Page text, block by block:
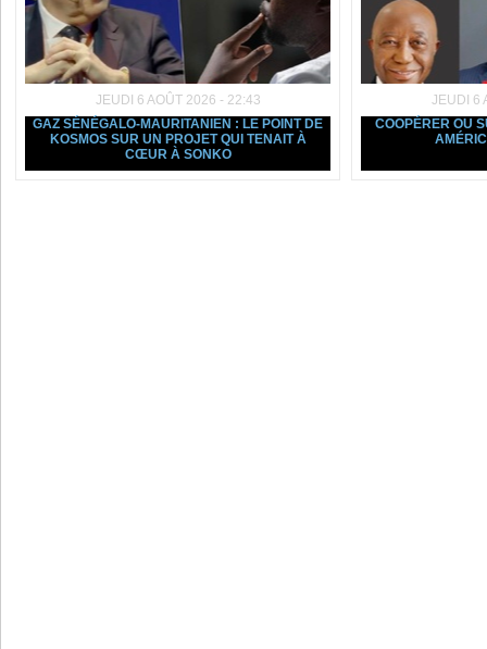
JEUDI 6 AOÛT 2026 - 22:43
GAZ SÉNÉGALO-MAURITANIEN : LE POINT DE
KOSMOS SUR UN PROJET QUI TENAIT À
CŒUR À SONKO
JEUDI 6
COOPÉRER OU